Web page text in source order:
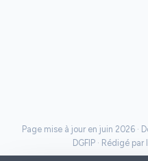
Page mise à jour en juin 2026 ·
DGFIP · Rédigé par